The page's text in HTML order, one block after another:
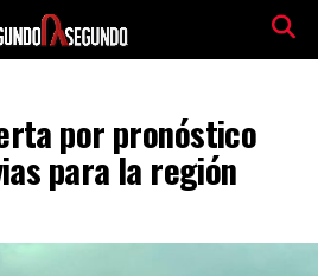
por pronóstico
para la región